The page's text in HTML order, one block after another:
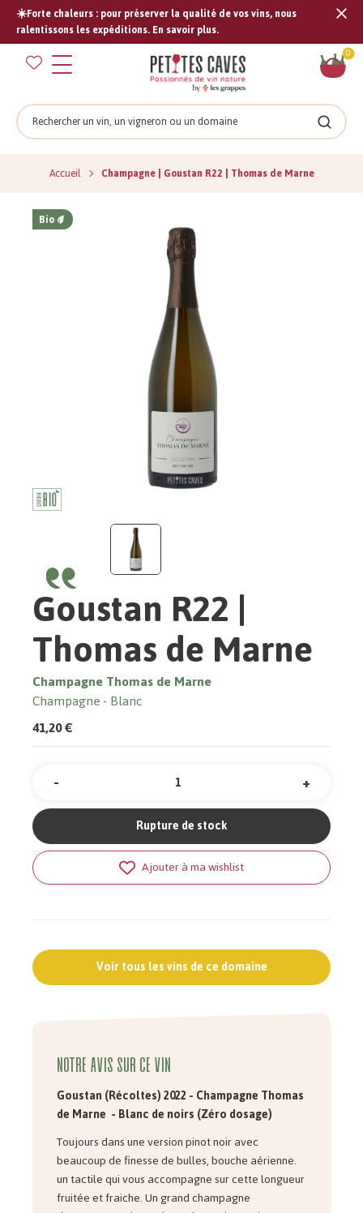
☀️Forte chaleurs : pour préserver la qualité de vos vins, nous
ralentissons les expéditions. En savoir plus.
0
Rechercher
Accueil Champagne | Goustan R22 | Thomas de Marne
Bio
Goustan R22 |
Thomas de Marne
Champagne Thomas de Marne
Champagne Blanc
41,20 €
Quantité +
-
Rupture de stock
Ajouter à ma wishlist
Voir tous les vins de ce domaine
Notre avis sur ce vin
Goustan (Récoltes) 2022 - Champagne Thomas
de Marne - Blanc de noirs (Zéro dosage)
Toujours dans une version pinot noir avec
beaucoup de finesse de bulles, bouche aérienne.
un tactile qui vous accompagne sur cette longueur
fruitée et fraiche. Un grand champagne